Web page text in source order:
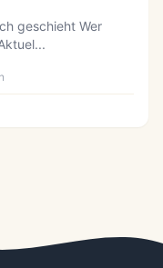
geschieht Wer